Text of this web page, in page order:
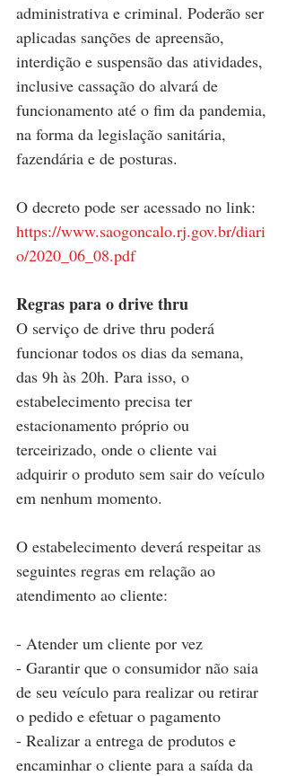
administrativa e criminal. Poderão ser
aplicadas sanções de apreensão,
interdição e suspensão das atividades,
inclusive cassação do alvará de
funcionamento até o fim da pandemia,
na forma da legislação sanitária,
fazendária e de posturas.
O decreto pode ser acessado no link:
https://www.saogoncalo.rj.gov.br/diari
o/2020_06_08.pdf
Regras para o drive thru
O serviço de drive thru poderá
funcionar todos os dias da semana,
das 9h às 20h. Para isso, o
estabelecimento precisa ter
estacionamento próprio ou
terceirizado, onde o cliente vai
adquirir o produto sem sair do veículo
em nenhum momento.
O estabelecimento deverá respeitar as
seguintes regras em relação ao
atendimento ao cliente:
- Atender um cliente por vez
- Garantir que o consumidor não saia
de seu veículo para realizar ou retirar
o pedido e efetuar o pagamento
- Realizar a entrega de produtos e
encaminhar o cliente para a saída da